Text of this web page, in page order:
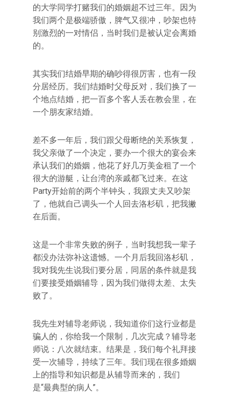
的大学同学打赌我们的婚姻超不过三年。因为
我们两个是极端骄傲，脾气又很冲，吵架也特
别激烈的一对情侣，当时我们是被认定会离婚
的。
其实我们结婚早期的确吵得很厉害，也有一段
分居经历。我们结婚时父母反对，我们换了一
个地点结婚，把一百多个客人丢在教会里，在
一个朋友家结婚。
差不多一年后，我们跟父母断绝的关系恢复，
我父亲做了一个决定，要办一个很大的宴会来
承认我们的婚姻，他花了好几万美金租了一个
很大的游艇，让台湾的亲戚都飞过来。在这
Party开始前的两个半钟头，我跟丈夫又吵架
了，他就自己调头一个人回去洛杉矶，把我撇
在后面。
这是一个非常失败的例子，当时我想我一辈子
都没办法弥补这遗憾。一个月后我回洛杉矶，
我对我先生说我们要分居，同居的条件就是我
们要接受婚姻辅导，因为我们做得太差、太失
败了。
我先生对辅导老师说，我知道你们这行业都是
骗人的，你给我一个限制，几次完成？辅导老
师说：八次就结束。结果是，我们每个礼拜接
受一次辅导，持续了三年。我们现在很多婚姻
上的指导和知识都是从辅导而来的，我们
是“最典型的病人”。